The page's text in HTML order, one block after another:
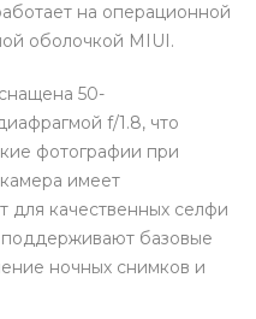
на операционной
оболочкой MIUI.
50-
f/1.8, что
фотографии при
имеет
качественных селфи
базовые
ночных снимков и